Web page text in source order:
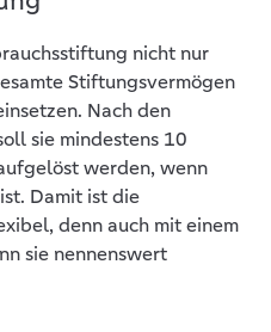
nicht nur
Stiftungsvermögen
Nach den
sie mindestens 10
werden, wenn
Damit ist die
denn auch mit einem
sie nennenswert